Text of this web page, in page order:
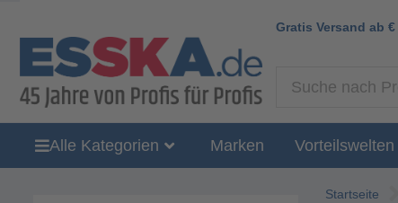
Gratis Versand ab €
Alle Kategorien Marken Vorteilswelten
Startseite